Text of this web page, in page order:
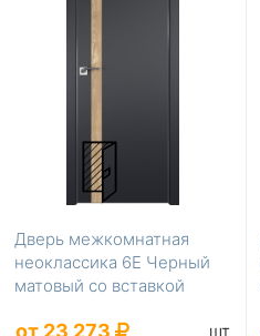
Дверь межкомнатная
неоклассика 6Е Черный
матовый со вставкой
шт